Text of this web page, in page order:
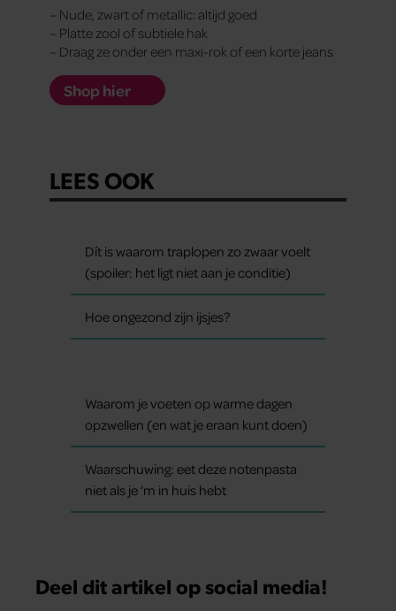
– Nude, zwart of metallic: altijd goed
– Platte zool of subtiele hak
– Draag ze onder een maxi-rok of een korte jeans
Shop hier
LEES OOK
Dít is waarom traplopen zo zwaar voelt
(spoiler: het ligt niet aan je conditie)
Hoe ongezond zijn ijsjes?
Waarom je voeten op warme dagen
opzwellen (en wat je eraan kunt doen)
Waarschuwing: eet deze notenpasta
niet als je ‘m in huis hebt
Deel dit artikel op social media!